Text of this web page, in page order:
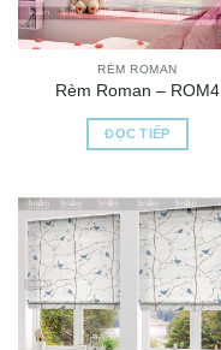
RÈM ROMAN
Rèm Roman – ROM4
ĐỌC TIẾP